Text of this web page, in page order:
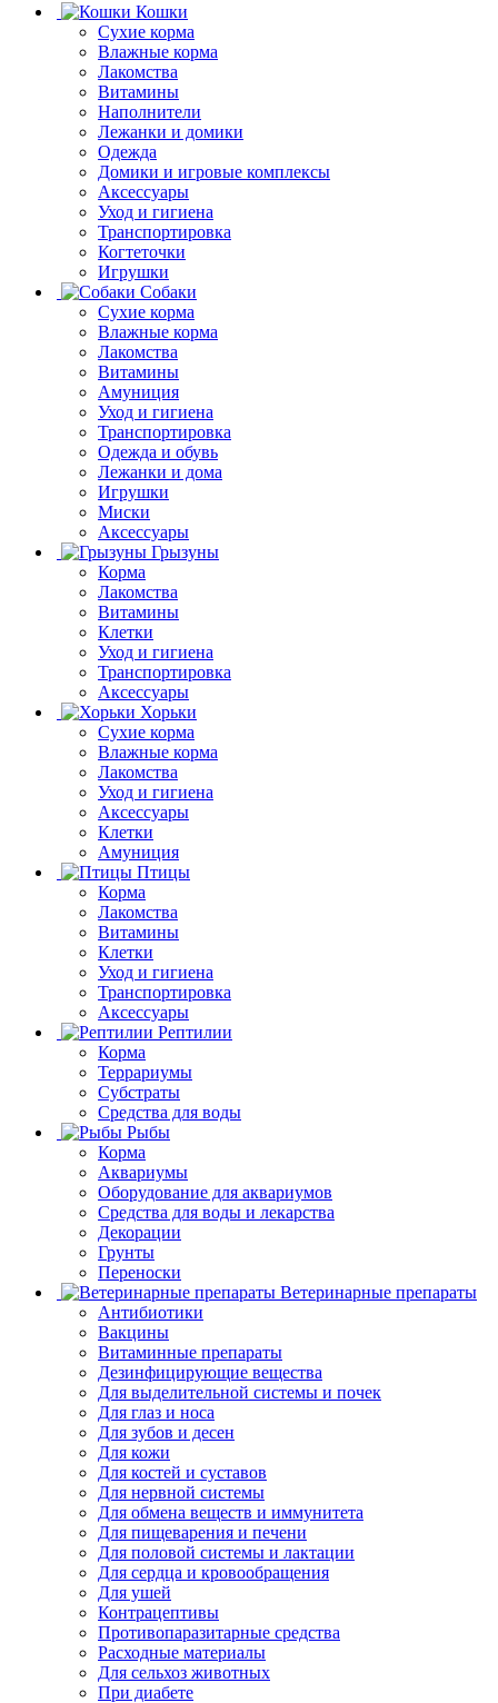
Кошки
Сухие корма
Влажные корма
Лакомства
Витамины
Наполнители
Лежанки и домики
Одежда
Домики и игровые комплексы
Аксессуары
Уход и гигиена
Транспортировка
Когтеточки
Игрушки
Собаки
Сухие корма
Влажные корма
Лакомства
Витамины
Амуниция
Уход и гигиена
Транспортировка
Одежда и обувь
Лежанки и дома
Игрушки
Миски
Аксессуары
Грызуны
Корма
Лакомства
Витамины
Клетки
Уход и гигиена
Транспортировка
Аксессуары
Хорьки
Сухие корма
Влажные корма
Лакомства
Уход и гигиена
Аксессуары
Клетки
Амуниция
Птицы
Корма
Лакомства
Витамины
Клетки
Уход и гигиена
Транспортировка
Аксессуары
Рептилии
Корма
Террариумы
Субстраты
Средства для воды
Рыбы
Корма
Аквариумы
Оборудование для аквариумов
Средства для воды и лекарства
Декорации
Грунты
Переноски
Ветеринарные препараты
Антибиотики
Вакцины
Витаминные препараты
Дезинфицирующие вещества
Для выделительной системы и почек
Для глаз и носа
Для зубов и десен
Для кожи
Для костей и суставов
Для нервной системы
Для обмена веществ и иммунитета
Для пищеварения и печени
Для половой системы и лактации
Для сердца и кровообращения
Для ушей
Контрацептивы
Противопаразитарные средства
Расходные материалы
Для сельхоз животных
При диабете